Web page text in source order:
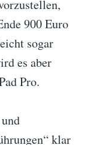
900 Euro
sogar
es aber
Pro.
klar